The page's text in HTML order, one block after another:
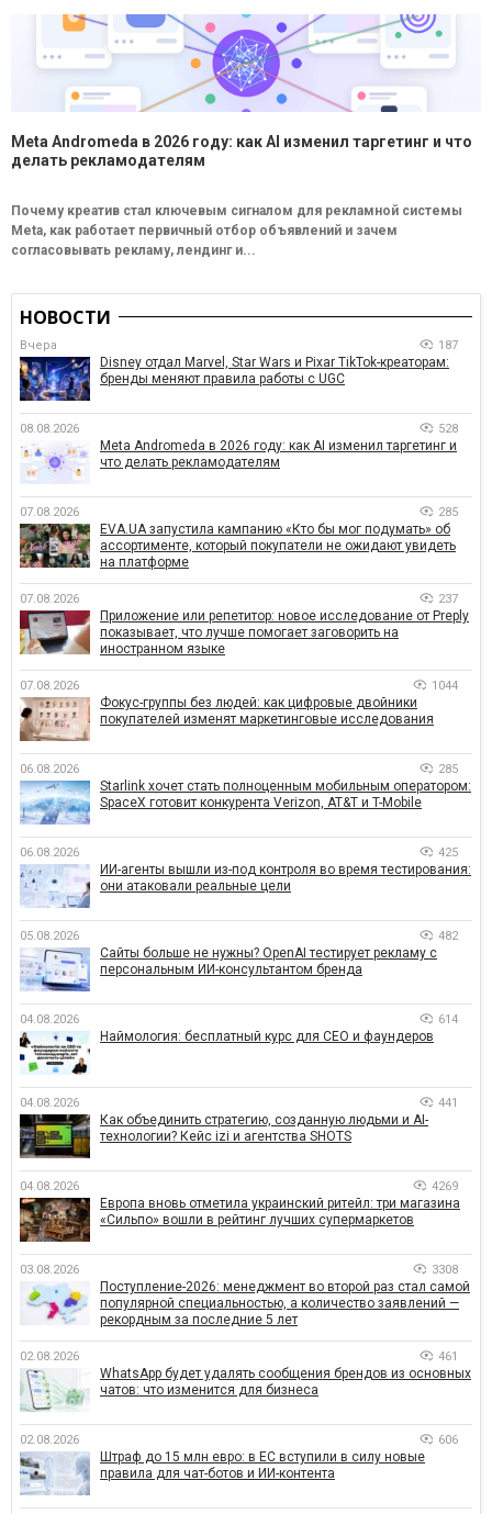
Meta Andromeda в 2026 году: как AI изменил таргетинг и что
делать рекламодателям
Почему креатив стал ключевым сигналом для рекламной системы
Meta, как работает первичный отбор объявлений и зачем
согласовывать рекламу, лендинг и...
НОВОСТИ
Вчера 187
Disney отдал Marvel, Star Wars и Pixar TikTok-креаторам:
бренды меняют правила работы с UGC
08.08.2026 528
Meta Andromeda в 2026 году: как AI изменил таргетинг и
что делать рекламодателям
07.08.2026 285
EVA.UA запустила кампанию «Кто бы мог подумать» об
ассортименте, который покупатели не ожидают увидеть
на платформе
07.08.2026 237
Приложение или репетитор: новое исследование от Preply
показывает, что лучше помогает заговорить на
иностранном языке
07.08.2026 1044
Фокус-группы без людей: как цифровые двойники
покупателей изменят маркетинговые исследования
06.08.2026 285
Starlink хочет стать полноценным мобильным оператором:
SpaceX готовит конкурента Verizon, AT&T и T-Mobile
06.08.2026 425
ИИ-агенты вышли из-под контроля во время тестирования:
они атаковали реальные цели
05.08.2026 482
Сайты больше не нужны? OpenAI тестирует рекламу с
персональным ИИ-консультантом бренда
04.08.2026 614
Наймология: бесплатный курс для CEO и фаундеров
04.08.2026 441
Как объединить стратегию, созданную людьми и AI-
технологии? Кейс izi и агентства SHOTS
04.08.2026 4269
Европа вновь отметила украинский ритейл: три магазина
«Сильпо» вошли в рейтинг лучших супермаркетов
03.08.2026 3308
Поступление-2026: менеджмент во второй раз стал самой
популярной специальностью, а количество заявлений —
рекордным за последние 5 лет
02.08.2026 461
WhatsApp будет удалять сообщения брендов из основных
чатов: что изменится для бизнеса
02.08.2026 606
Штраф до 15 млн евро: в ЕС вступили в силу новые
правила для чат-ботов и ИИ-контента